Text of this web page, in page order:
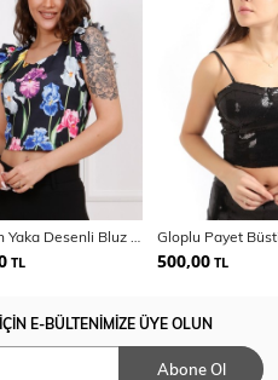
TL 500,00 TL
E-BÜLTENİMİZE ÜYE OLUN
Abone Ol